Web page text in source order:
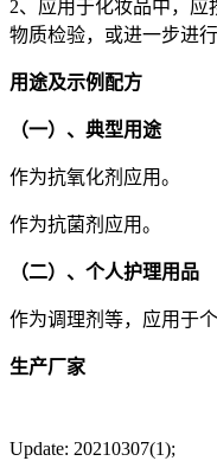
2、应用于化妆品中，
物质检验，或进一步进
用途及示例配方
（一）、典型用途
作为抗氧化剂应用。
作为抗菌剂应用。
（二）、个人护理用品
作为调理剂等，应用于
生产厂家
Update: 20210307(1);